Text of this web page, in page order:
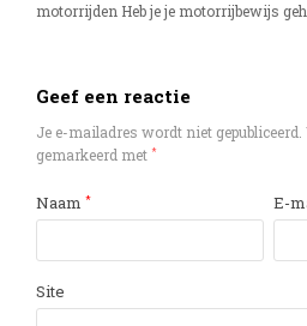
motorrijden Heb je je motorrijbewijs
Geef een reactie
Je e-mailadres wordt niet gepubliceerd.
gemarkeerd met *
Naam * E-
Site